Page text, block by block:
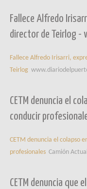
Fallece Alfredo
director de Teirlog -
Fallece Alfredo Irisarri,
Teirlog
CETM denuncia el
conducir
CETM denuncia el colapso
profesionales Camión
CETM denuncia que